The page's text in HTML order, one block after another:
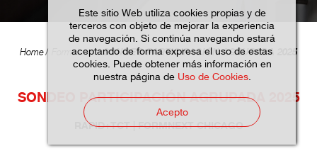
Este sitio Web utiliza cookies propias y de
terceros con objeto de mejorar la experiencia
de navegación. Si continúa navegando estará
aceptando de forma expresa el uso de estas
cookies. Puede obtener más información en
nuestra página de Uso de Cookies.
Acepto
Home Formulario SONDEO PARTICIPACIÓN AGRUPADA 2025
SONDEO PARTICIPACIÓN AGRUPADA 2025
RAPID+TCT | FORMNEXT CHICAGO